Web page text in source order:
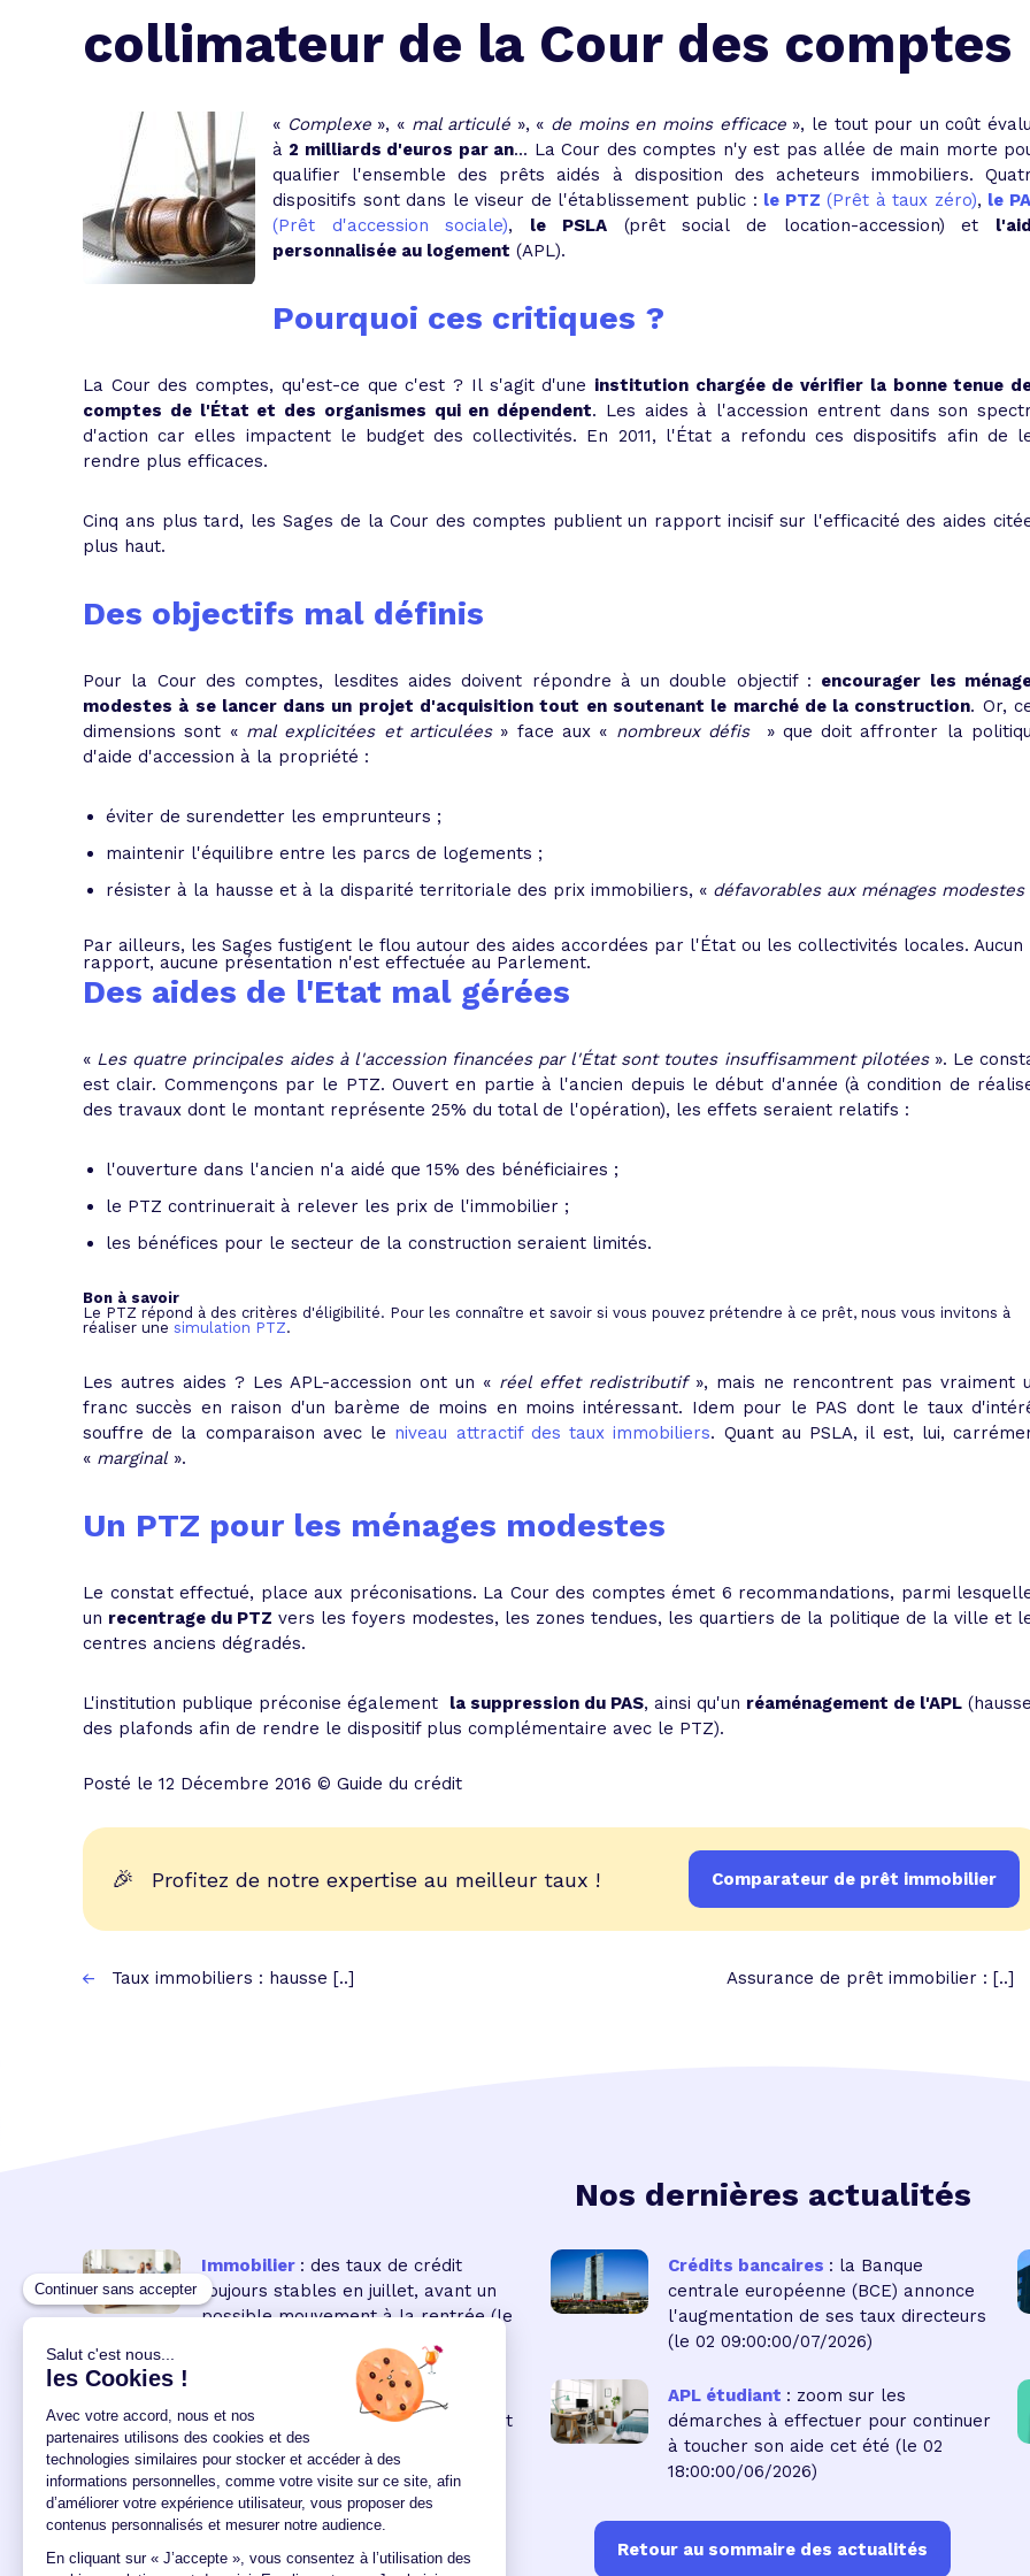
Tous les outils prêt immobilier
immobilier
Profitez de notre expertise au meilleur taux !
Trouvez votre prêt conso au meilleur taux !
Bénéficiez de notre expertise en regroupement de crédits
collimateur de la Cour des comptes
« Complexe», « mal articulé », « de moins en moins efficace», le tout pour un coût
à 2 milliards d'euros par an... La Cour des comptes n'y est pas allée de main morte
qualifier l'ensemble des prêts aidés à disposition des acheteurs immobiliers.
dispositifs sont dans le viseur de l'établissement public : le PTZ (Prêt à taux zéro), le
(Prêt d'accession sociale), le PSLA(prêt social de location-accession) et
personnalisée au logement (APL).
Pourquoi ces critiques ?
La Cour des comptes, qu'est-ce que c'est ? Il s'agit d'une institution chargée de vérifier la bonne tenue
comptes de l'État et des organismes qui en dépendent. Les aides à l'accession entrent dans son
d'action car elles impactent le budget des collectivités. En 2011, l'État a refondu ces dispositifs afin de
rendre plus efficaces.
Cinq ans plus tard, les Sages de la Cour des comptes publient un rapport incisif sur l'efficacité des aides
plus haut.
Des objectifs mal définis
Pour la Cour des comptes, lesdites aides doivent répondre à un double objectif : encourager les
modestes à se lancer dans un projet d'acquisition tout en soutenant le marché de la construction. Or,
dimensions sont « mal explicitées et articulées » face aux « nombreux défis »que doit affronter la
d'aide d'accession à la propriété :
éviter de surendetter les emprunteurs ;
maintenir l'équilibre entre les parcs de logements ;
résister à la hausse et à la disparité territoriale des prix immobiliers, « défavorables aux ménages modestes
Par ailleurs, les Sages fustigent le flou autour des aides accordées par l'État ou les collectivités locales. Aucun
rapport, aucune présentation n'est effectuée au Parlement.
Des aides de l'Etat mal gérées
« Les quatre principales aides à l'accession financées par l'État sont toutes insuffisamment pilotées». Le
est clair. Commençons par le PTZ. Ouvert en partie à l'ancien depuis le début d'année (à condition de
des travaux dont le montant représente 25% du total de l'opération), les effets seraient relatifs :
l'ouverture dans l'ancien n'a aidé que 15% des bénéficiaires ;
le PTZ contrinuerait à relever les prix de l'immobilier ;
les bénéfices pour le secteur de la construction seraient limités.
Bon à savoir
Le PTZ répond à des critères d'éligibilité. Pour les connaître et savoir si vous pouvez prétendre à ce prêt, nous vous invitons à
réaliser une simulation PTZ.
Les autres aides ? Les APL-accession ont un « réel effet redistributif », mais ne rencontrent pas vraiment
franc succès en raison d'un barème de moins en moins intéressant. Idem pour le PAS dont le taux
souffre de la comparaison avec le niveau attractif des taux immobiliers. Quant au PSLA, il est, lui,
« marginal ».
Un PTZ pour les ménages modestes
Le constat effectué, place aux préconisations. La Cour des comptes émet 6 recommandations, parmi
un recentrage du PTZ vers les foyers modestes, les zones tendues, les quartiers de la politique de la ville et
centres anciens dégradés.
L'institution publique préconise également la suppression du PAS, ainsi qu'un réaménagement de l'APL (hausse
des plafonds afin de rendre le dispositif plus complémentaire avec le PTZ).
Posté le 12 Décembre 2016 © Guide du crédit
🎉 Profitez de notre expertise au meilleur taux ! Comparateur de prêt immobilier
Taux immobiliers : hausse [..] Assurance de prêt immobilier : [..]
Nos dernières actualités
Immobilier : des taux de crédit
toujours stables en juillet, avant un
possible mouvement à la rentrée (le
Crédits bancaires : la Banque
centrale européenne (BCE) annonce
l'augmentation de ses taux directeurs
(le 02 09:00:00/07/2026)
: la remontée des
taux réduit encore le pouvoir d'achat
des acquéreurs
12:00:00/06/2026)
APL étudiant : zoom sur les
démarches à effectuer pour continuer
à toucher son aide cet été (le 02
18:00:00/06/2026)
Retour au sommaire des actualités